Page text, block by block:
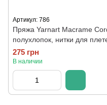
Артикул: 786
Пряжа Yarnart Macrame
полухлопок, нитки для
275 грн
В наличии